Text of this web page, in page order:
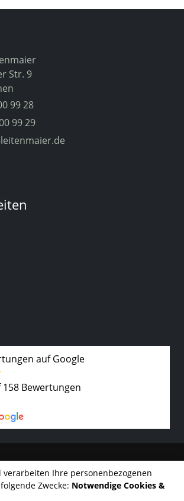
Str. 9
99 28
99 29
auf Google
Bewertungen
Kontakt
Impressum
Ihre personenbezogenen
Zwecke: Notwendige Cookies &